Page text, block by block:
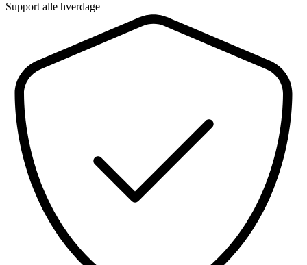
Support alle hverdage